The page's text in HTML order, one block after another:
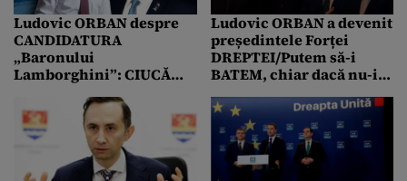
Ludovic ORBAN despre
CANDIDATURA
„Baronului
Lamborghini”: CIUCĂ
nici gura nu îi miroase
Ludovic ORBAN a devenit
președintele Forței
DREPTEI/Putem să-i
BATEM, chiar dacă nu-i